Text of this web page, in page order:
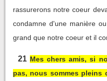
rassurerons notre coeur
condamne d'une manière
grand que notre coeur et il
21 Mes chers amis, si
pas, nous sommes pleins